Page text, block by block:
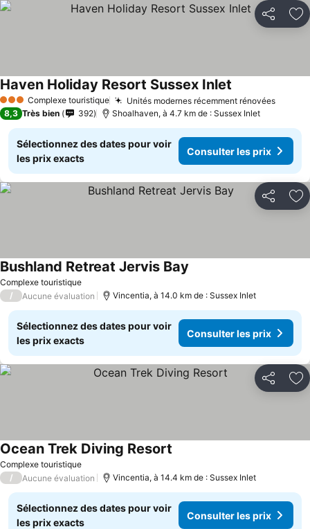
Partager
3 ÉtoilesComplexe touristique Unités modernes récemment rénovées
Haven Holiday Resort Sussex Inlet
8,3 Très bien 392 Shoalhaven, à 4.7 km de : Sussex Inlet
Sélectionnez des dates pour voir
les prix exacts
Consulter les prix
Partager
Complexe touristique
Bushland Retreat Jervis Bay
/ Aucune évaluation Vincentia, à 14.0 km de : Sussex Inlet
Sélectionnez des dates pour voir
les prix exacts
Consulter les prix
Partager
Complexe touristique
Ocean Trek Diving Resort
/ Aucune évaluation Vincentia, à 14.4 km de : Sussex Inlet
Sélectionnez des dates pour voir
les prix exacts
Consulter les prix